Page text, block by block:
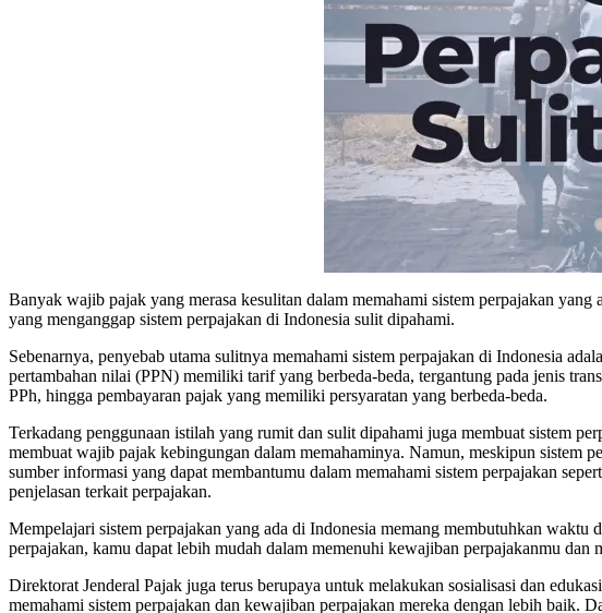
Banyak wajib pajak yang merasa kesulitan dalam memahami sistem perpajakan
yang menganggap sistem perpajakan di Indonesia sulit dipahami.
Sebenarnya, penyebab utama sulitnya memahami sistem perpajakan di Indonesia
pertambahan nilai (PPN) memiliki tarif yang berbeda-beda, tergantung pada jenis
PPh, hingga pembayaran pajak yang memiliki persyaratan yang berbeda-beda.
Terkadang penggunaan istilah yang rumit dan sulit dipahami juga membuat sistem
membuat wajib pajak kebingungan dalam memahaminya. Namun, meskipun sistem
sumber informasi yang dapat membantumu dalam memahami sistem perpajakan
penjelasan terkait perpajakan.
Mempelajari sistem perpajakan yang ada di Indonesia memang membutuhkan waktu
perpajakan, kamu dapat lebih mudah dalam memenuhi kewajiban perpajakanmu
Direktorat Jenderal Pajak juga terus berupaya untuk melakukan sosialisasi dan
memahami sistem perpajakan dan kewajiban perpajakan mereka dengan lebih baik.